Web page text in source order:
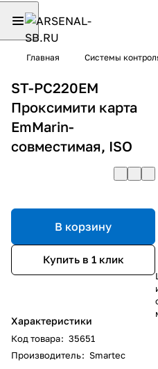
Главная Системы
ST-PC220EM
Проксимити карта
EmMarin-
совместимая, ISO
В корзину
Купить в 1 клик
Характеристики
Код товара: 35651
Производитель: Smartec